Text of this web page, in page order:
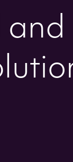
and